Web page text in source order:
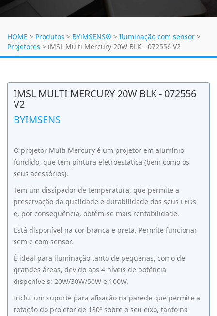
HOME > Produtos > BYiMSENS® > Iluminação com sensor >
Projetores > iMSL Multi Mercury 20W BLK - 072556 V2
IMSL MULTI MERCURY 20W BLK - 072556
V2
BYIMSENS
O projetor Multi Mercury é um projetor em alumínio
fundido, que tem pintura eletroestática (bem como os
seus acessórios).
Tem um dissipador de temperatura, que permite a
preservação da qualidade e durabilidade dos seus LEDs
e, por consequência, obtém-se mais rentabilidade.
Está disponível na cor branca e preta. Permite funcionar
sem e com sensor.
É ideal para iluminação tanto de pequenas, como de
grandes áreas, devido aos 4 níveis de potência
disponíveis: 20W/30W/50W e 100W.
Inclui um suporte para afixação na parede que permite a
rotação do projetor de 180º sobre o seu eixo, tanto na